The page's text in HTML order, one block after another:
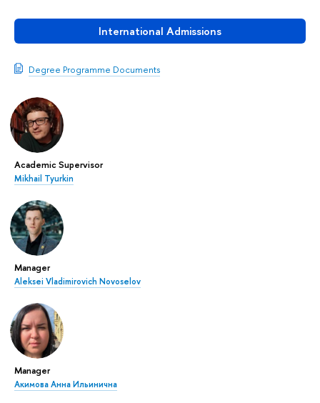
International Admissions
Degree Programme Documents
Academic Supervisor
Mikhail Tyurkin
Manager
Aleksei Vladimirovich Novoselov
Manager
Акимова Анна Ильинична